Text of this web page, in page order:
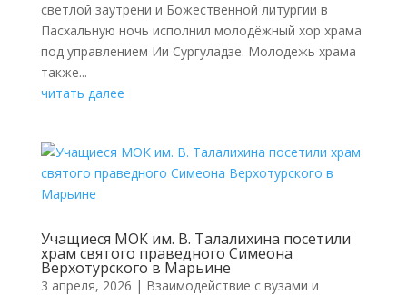
светлой заутрени и Божественной литургии в
Пасхальную ночь исполнил молодёжный хор храма
под управлением Ии Сургуладзе. Молодежь храма
также...
читать далее
Учащиеся МОК им. В. Талалихина посетили
храм святого праведного Симеона
Верхотурского в Марьине
3 апреля, 2026 | Взаимодействие с вузами и